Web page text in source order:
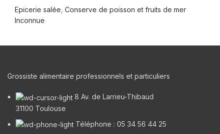
Epicerie salée Conserve de poisson et fruits de mer
Inconnue
Grossiste alimentaire professionnels et particuliers
8 Av. de Larrieu-Thibaud
31100 Toulouse
Téléphone : 05 34 56 44 25